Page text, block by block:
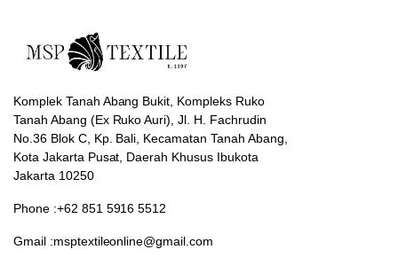
francophones.
Komplek Tanah Abang Bukit, Kompleks Ruko
Tanah Abang (Ex Ruko Auri), Jl. H. Fachrudin
No.36 Blok C, Kp. Bali, Kecamatan Tanah Abang,
Kota Jakarta Pusat, Daerah Khusus Ibukota
Jakarta 10250
Phone :+62 851 5916 5512
Gmail :msptextileonline@gmail.com